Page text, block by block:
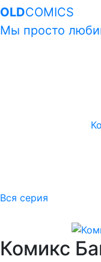
OLDCOMICS
Мы просто
Вся серия
Комикс